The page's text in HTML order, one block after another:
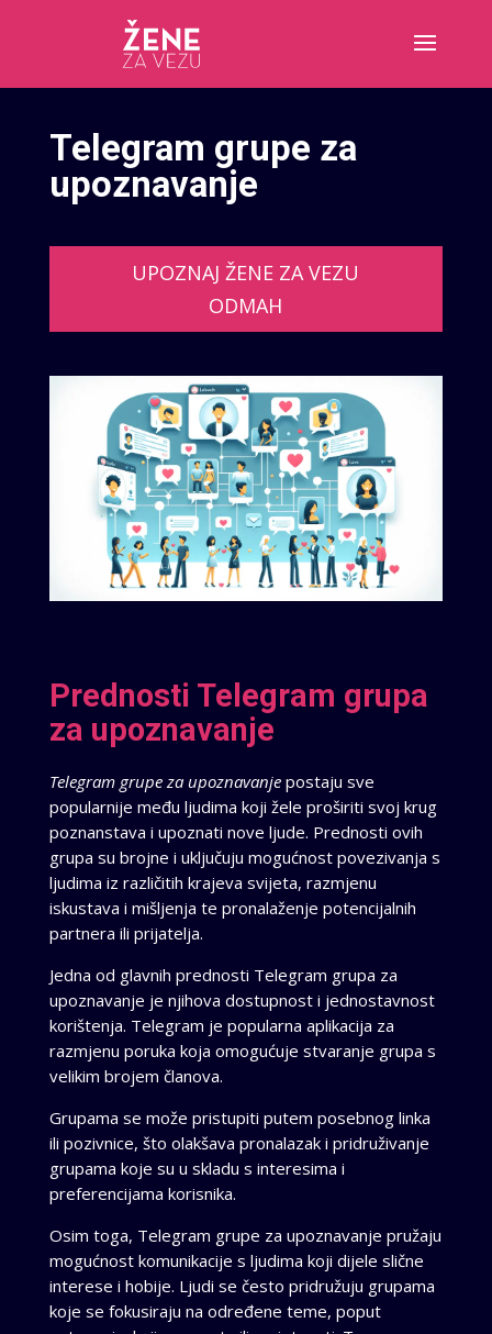
Telegram grupe za
upoznavanje
UPOZNAJ ŽENE ZA VEZU
ODMAH
Prednosti Telegram grupa
za upoznavanje
Telegram grupe za upoznavanjepostaju sve
popularnije među ljudima koji žele proširiti svoj krug
poznanstava i upoznati nove ljude. Prednosti ovih
grupa su brojne i uključuju mogućnost povezivanja s
ljudima iz različitih krajeva svijeta, razmjenu
iskustava i mišljenja te pronalaženje potencijalnih
partnera ili prijatelja.
Jedna od glavnih prednosti Telegram grupa za
upoznavanje je njihova dostupnost i jednostavnost
korištenja. Telegram je popularna aplikacija za
razmjenu poruka koja omogućuje stvaranje grupa s
velikim brojem članova.
Grupama se može pristupiti putem posebnog linka
ili pozivnice, što olakšava pronalazak i pridruživanje
grupama koje su u skladu s interesima i
preferencijama korisnika.
Osim toga, Telegram grupe za upoznavanje pružaju
mogućnost komunikacije s ljudima koji dijele slične
interese i hobije. Ljudi se često pridružuju grupama
koje se fokusiraju na određene teme, poput